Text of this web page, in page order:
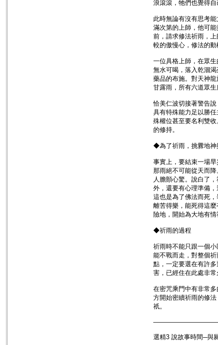
浪滾滾，牠們也覺得
此時無論有沒有思考
滿次第的上師，他可
前，請求修法祈雨，
較的傲慢心，修法的
一位具格上師，在眾
無水可喝，落入乾涸
藥品的布施。對天神
甘露雨，所有六道眾
恰美仁波切接著警告
具有特殊能力足以勝
殊權位甚至要名利雙
的修持。
◆為了祈雨，挑釁地神
事實上，要結束一場
那雨絕不可能從天而
人膽顫心驚。說白了
外，還要有心理準備
這也是為了佛法而死
離苦得樂，能死得這
險地，開始為大地有
◆祈雨的過程
祈雨時不能只跟一個
能不戰而走，對整個
點，一定要選在有許
害，已經住在此處非
在密咒乘門中有非常
方開始密續祈雨的修
祇。
選精3 說故事時間─與